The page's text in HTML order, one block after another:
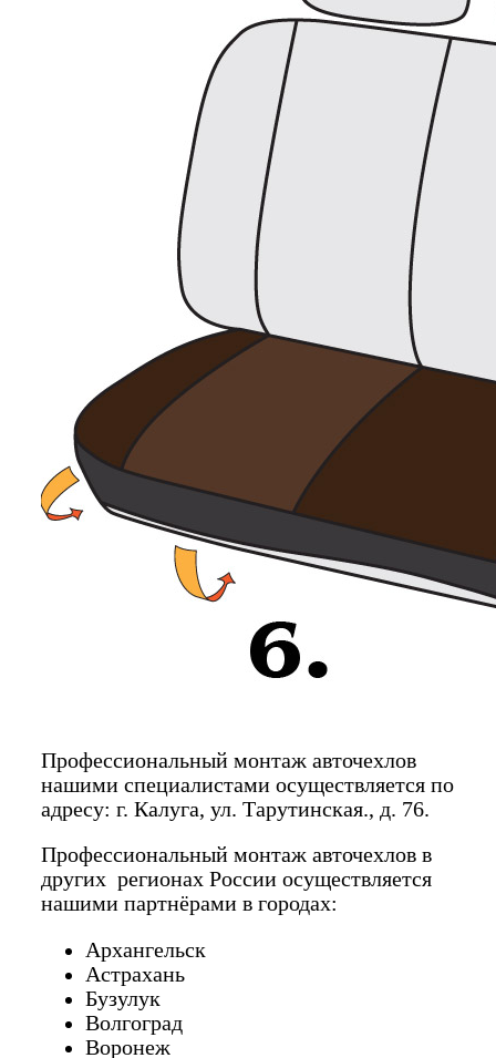
Профессиональный монтаж авточехлов
нашими специалистами осуществляется по
адресу: г. Калуга, ул. Тарутинская., д. 76.
Профессиональный монтаж авточехлов в
других регионах России осуществляется
нашими партнёрами в городах:
Архангельск
Астрахань
Бузулук
Волгоград
Воронеж